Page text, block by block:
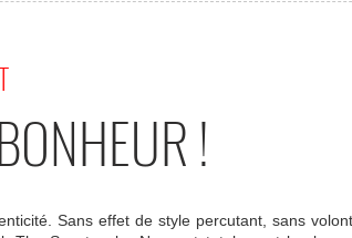
!
Sans effet de style percutant, sans